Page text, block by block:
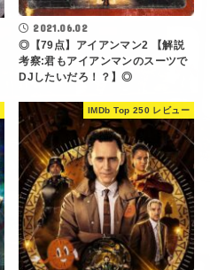
2021.06.02
◎【79点】アイアンマン2 【解説
考察:君もアイアンマンのスーツで
DJしたいだろ！？】◎
IMDb Top 250 レビュー